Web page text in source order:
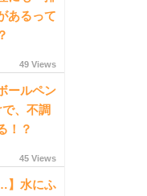
あるって
49 Views
ールペン
、不調
！？
45 Views
】水にふ